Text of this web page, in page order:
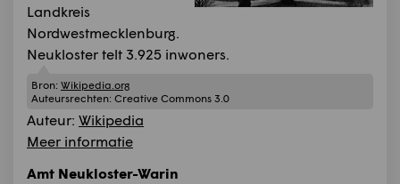
Landkreis
Nordwestmecklenburg.
Neukloster telt 3.925 inwoners.
Bron: Wikipedia.org
Auteursrechten: Creative Commons 3.0
Auteur: Wikipedia
Meer informatie
Amt Neukloster-Warin